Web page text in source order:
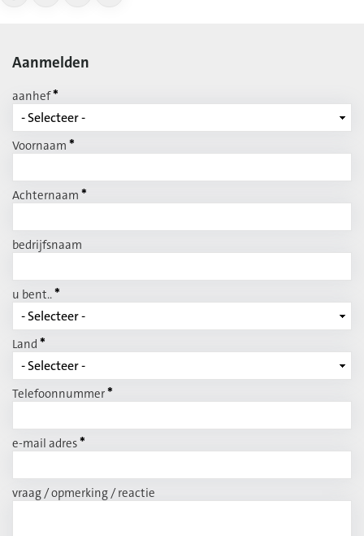
Aanmelden
aanhef*
Voornaam *
Achternaam *
bedrijfsnaam
u bent..*
Land *
Telefoonnummer*
e-mail adres*
vraag / opmerking / reactie